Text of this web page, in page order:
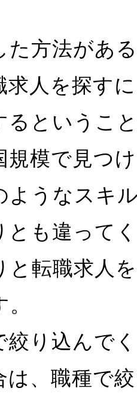
た方法があ
求人を探す
るというこ
規模で見つ
ようなスキ
とも違って
と転職求人
絞り込んで
は、職種で